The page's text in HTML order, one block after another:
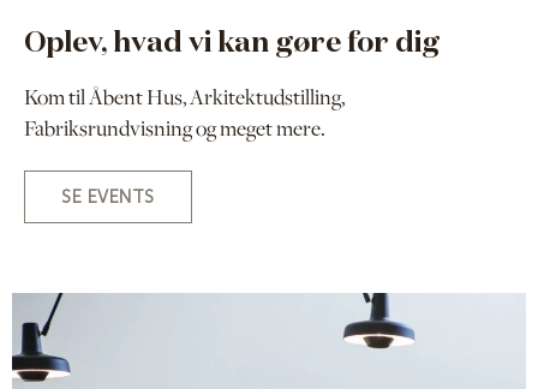
Oplev, hvad vi kan gøre for dig
Kom til Åbent Hus, Arkitektudstilling,
Fabriksrundvisning og meget mere.
SE EVENTS